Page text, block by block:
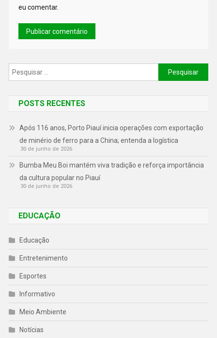
eu comentar.
POSTS RECENTES
Após 116 anos, Porto Piauí inicia operações com exportação
de minério de ferro para a China; entenda a logística
30 de junho de 2026
Bumba Meu Boi mantém viva tradição e reforça importância
da cultura popular no Piauí
30 de junho de 2026
EDUCAÇÃO
Educação
Entretenimento
Esportes
Informativo
Meio Ambiente
Notícias